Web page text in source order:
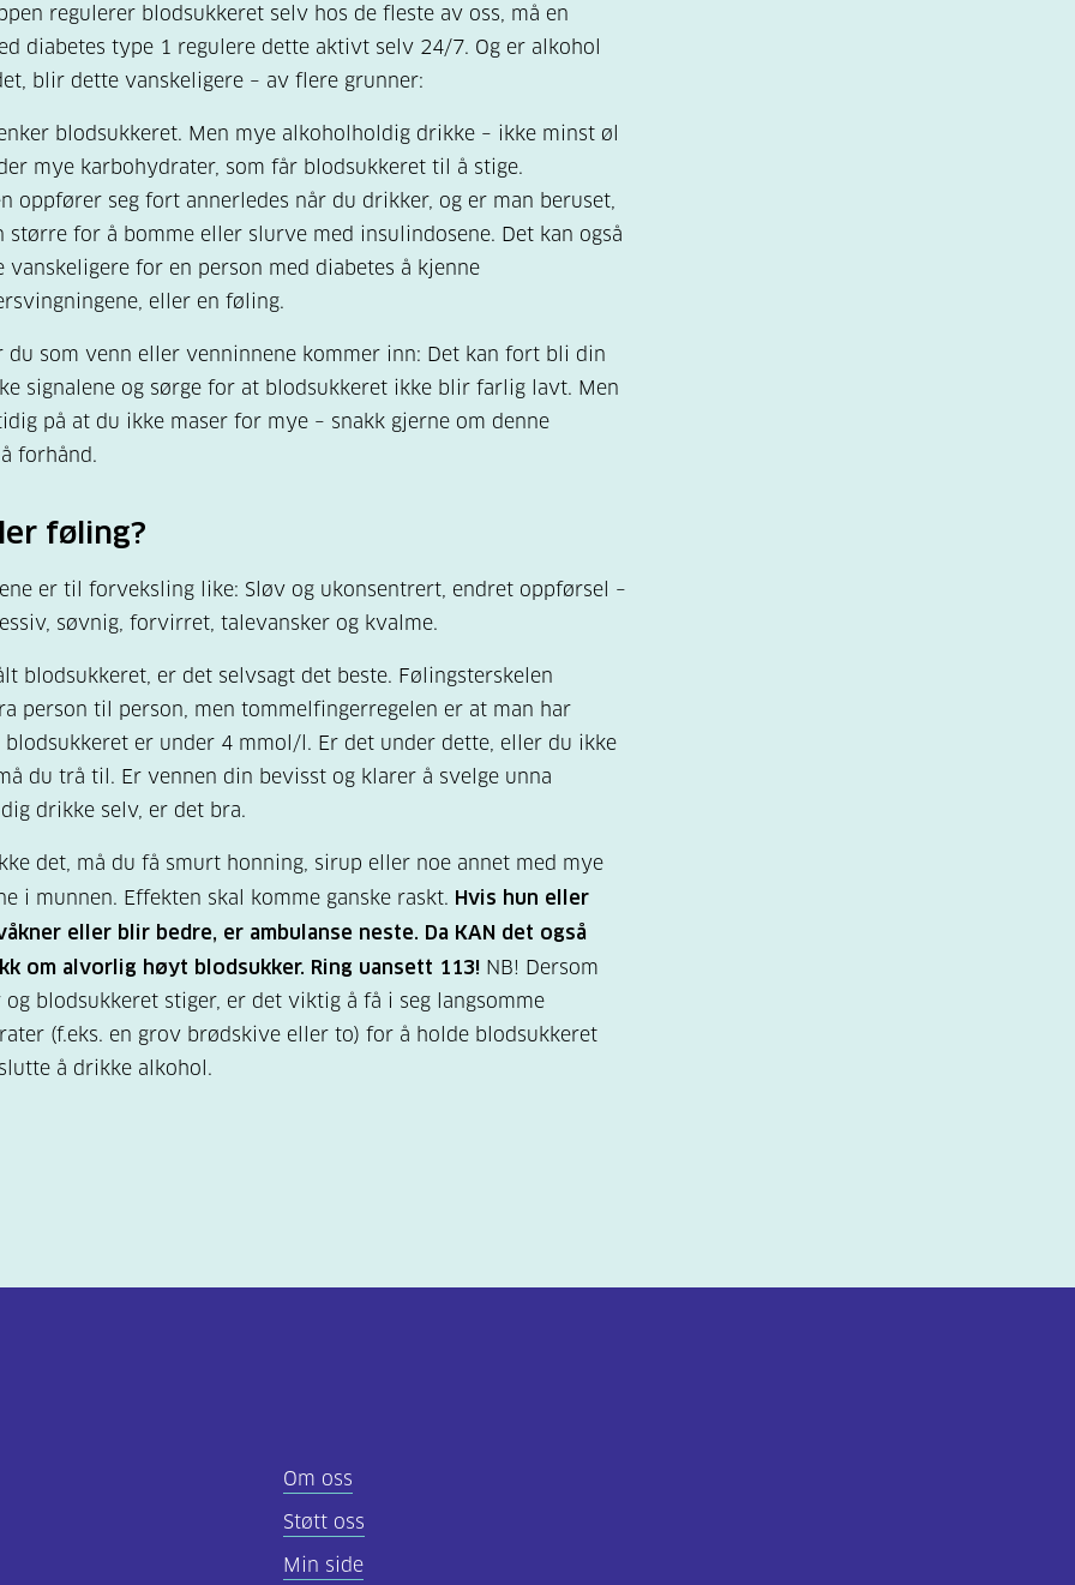
regulerer blodsukkeret selv hos de fleste av oss, må en
diabetes type 1 regulere dette aktivt selv 24/7. Og er alkohol
blir dette vanskeligere – av flere grunner:
blodsukkeret. Men mye alkoholholdig drikke – ikke minst øl
mye karbohydrater, som får blodsukkeret til å stige.
oppfører seg fort annerledes når du drikker, og er man beruset,
større for å bomme eller slurve med insulindosene. Det kan også
for en person med diabetes å kjenne
eller en føling.
du som venn eller venninnene kommer inn: Det kan fort bli din
signalene og sørge for at blodsukkeret ikke blir farlig lavt. Men
på at du ikke maser for mye – snakk gjerne om denne
forhånd.
føling?
er til forveksling like: Sløv og ukonsentrert, endret oppførsel –
søvnig, forvirret, talevansker og kvalme.
blodsukkeret, er det selvsagt det beste. Følingsterskelen
person til person, men tommelfingerregelen er at man har
er under 4 mmol/l. Er det under dette, eller du ikke
du trå til. Er vennen din bevisst og klarer å svelge unna
drikke selv, er det bra.
det, må du få smurt honning, sirup eller noe annet med mye
i munnen. Effekten skal komme ganske raskt. Hvis hun eller
eller blir bedre, er ambulanse neste. Da KAN det også
om alvorlig høyt blodsukker. Ring uansett 113! NB! Dersom
blodsukkeret stiger, er det viktig å få i seg langsomme
(f.eks. en grov brødskive eller to) for å holde blodsukkeret
å drikke alkohol.
Om oss
Støtt oss
Min side